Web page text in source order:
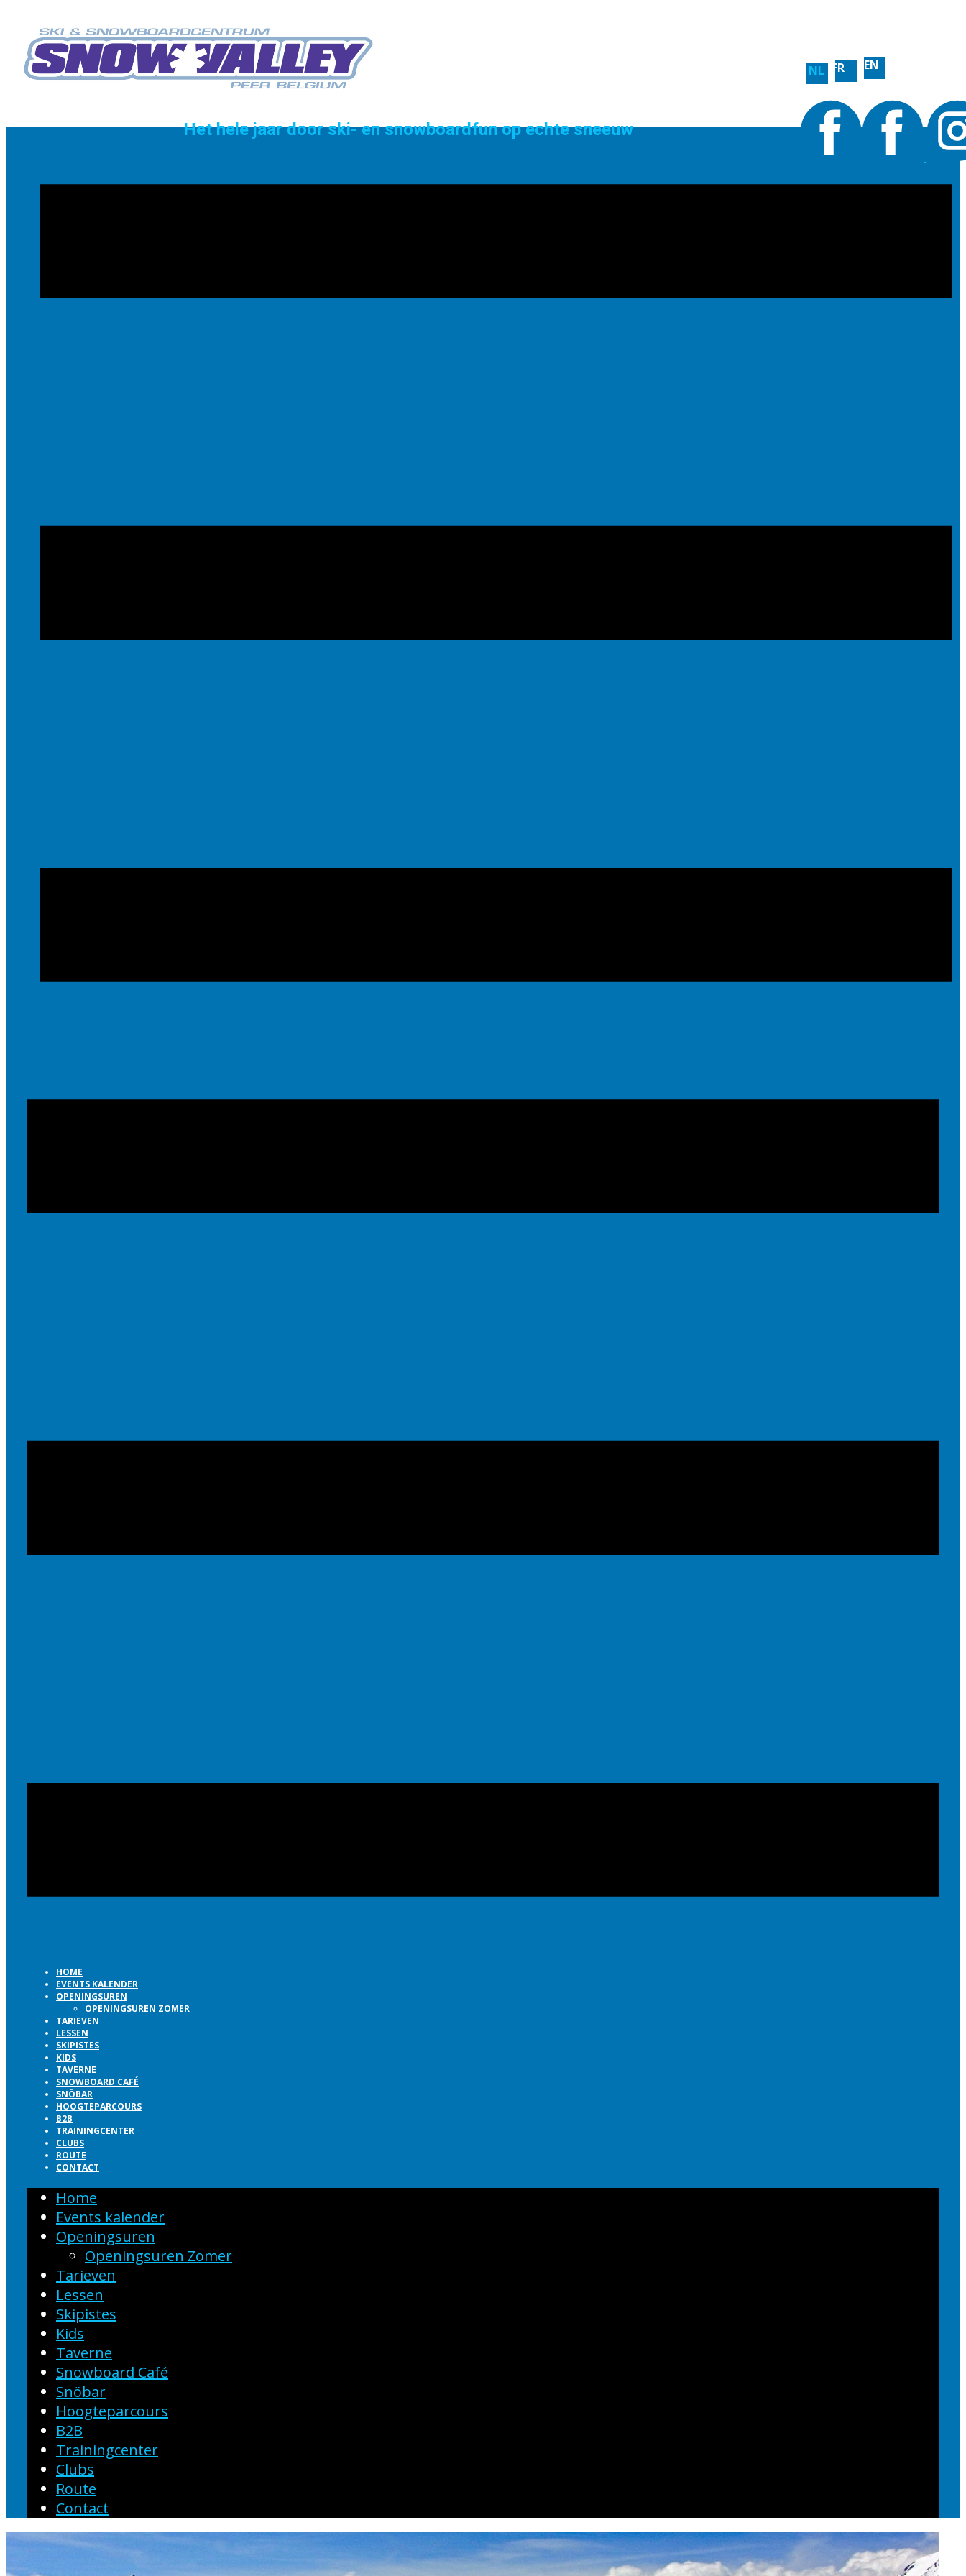
EN
FR
NL
Het hele jaar door ski- en snowboardfun op echte sneeuw
HOME
EVENTS KALENDER
OPENINGSUREN
OPENINGSUREN ZOMER
TARIEVEN
LESSEN
SKIPISTES
KIDS
TAVERNE
SNOWBOARD CAFÉ
SNÖBAR
HOOGTEPARCOURS
B2B
TRAININGCENTER
CLUBS
ROUTE
CONTACT
Home
Events kalender
Openingsuren
Openingsuren Zomer
Tarieven
Lessen
Skipistes
Kids
Taverne
Snowboard Café
Snöbar
Hoogteparcours
B2B
Trainingcenter
Clubs
Route
Contact